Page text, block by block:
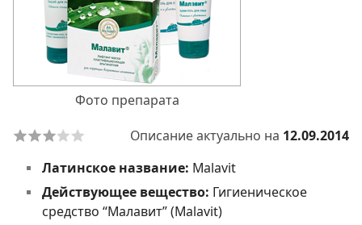
Фото препарата
Описание актуально на 12.09.2014
Латинское название: Malavit
Действующее вещество: Гигиеническое
средство “Малавит” (Malavit)